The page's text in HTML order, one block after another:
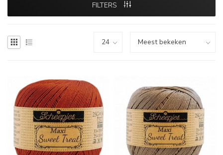
FILTERS